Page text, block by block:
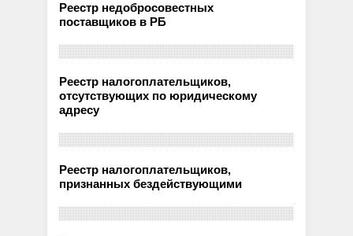
Реестр недобросовестных
поставщиков в РБ
Реестр налогоплательщиков,
отсутствующих по юридическому
адресу
Реестр налогоплательщиков,
признанных бездействующими